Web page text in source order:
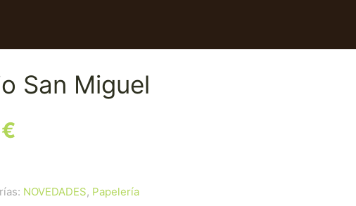
San Miguel
€
es:
NOVEDADES, Papelería